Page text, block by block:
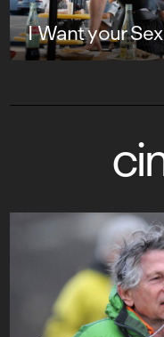
I Want your Sex